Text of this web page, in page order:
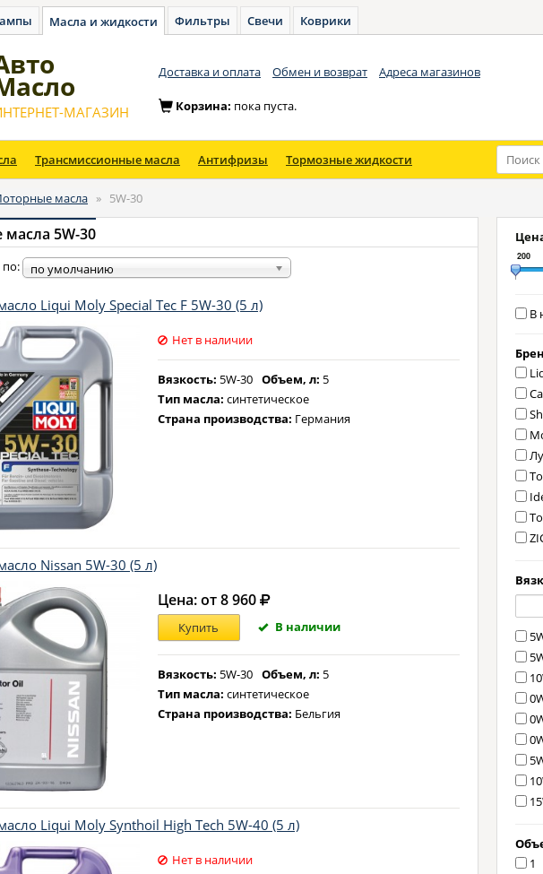
Масла и жидкости Фильтры Свечи Коврики
МАГАЗИН
Доставка и оплата Обмен и возврат Адреса магазинов
Корзина: пока пуста.
Трансмиссионные масла Антифризы Тормозные жидкости
масла » 5W-30
5W-30
по: по умолчанию
Liqui Moly Special Tec F 5W-30 (5 л)
Нет в наличии
Вязкость: 5W-30 Объем, л: 5
Тип масла: синтетическое
Страна производства: Германия
Nissan 5W-30 (5 л)
Цена: от 8 960
Купить В наличии
Вязкость: 5W-30 Объем, л: 5
Тип масла: синтетическое
Страна производства: Бельгия
Liqui Moly Synthoil High Tech 5W-40 (5 л)
Нет в наличии
200
В
1